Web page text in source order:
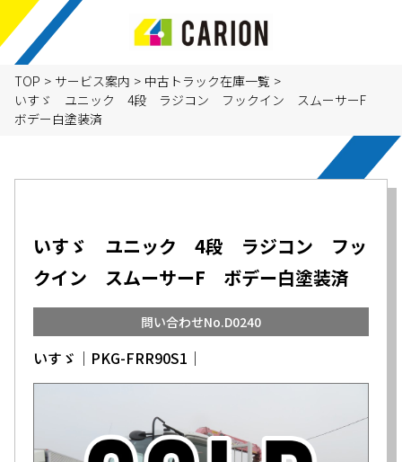
TOP > サービス案内 > 中古トラック在庫一覧 >
いすゞ ユニック 4段 ラジコン フックイン スムーサーF
ボデー白塗装済
いすゞ ユニック 4段 ラジコン フッ
クイン スムーサーF ボデー白塗装済
問い合わせNo.D0240
いすゞ│PKG-FRR90S1│